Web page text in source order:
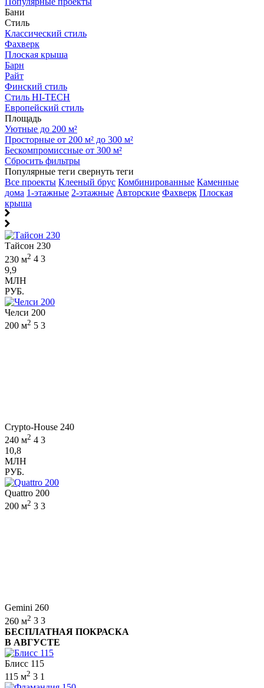
Бани
Стиль
Классический стиль
Фахверк
Плоская крыша
Барн
Райт
Финский стиль
Стиль HI-TECH
Европейский стиль
Площадь
Уютные до 200 м²
Просторные от 200 м² до 300 м²
Бескомпромиссные от 300 м²
Сбросить фильтры
Популярные теги свернуть теги
Все проекты Клееный брус Комбинированные Каменные
дома 1-этажные 2-этажные Авторские Фахверк Плоская
крыша
Тайсон 230
230 м2 4 3
9,9
МЛН
РУБ.
Челси 200
200 м2 5 3
Crypto-House 240
240 м2 4 3
10,8
МЛН
РУБ.
Quattro 200
200 м2 3 3
Gemini 260
260 м2 3 3
БЕСПЛАТНАЯ ПОКРАСКА
В АВГУСТЕ
Блисс 115
115 м2 3 1